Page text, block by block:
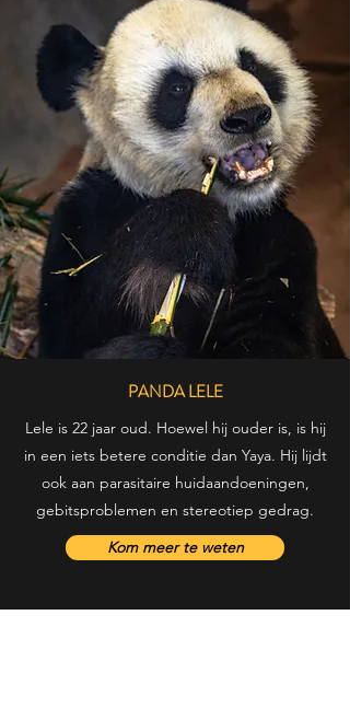
PANDA LELE
Lele is 22 jaar oud. Hoewel hij ouder is, is hij
in een iets betere conditie dan Yaya. Hij lijdt
ook aan parasitaire huidaandoeningen,
gebitsproblemen en stereotiep gedrag.
Kom meer te weten